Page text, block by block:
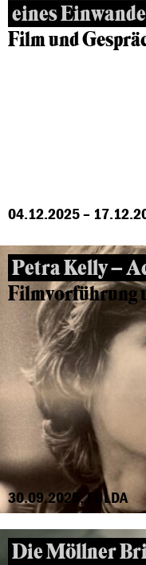
eines
Film und
Petra Kelly –
Filmvorführung
30.09.2025, FULDA
Die Möllner